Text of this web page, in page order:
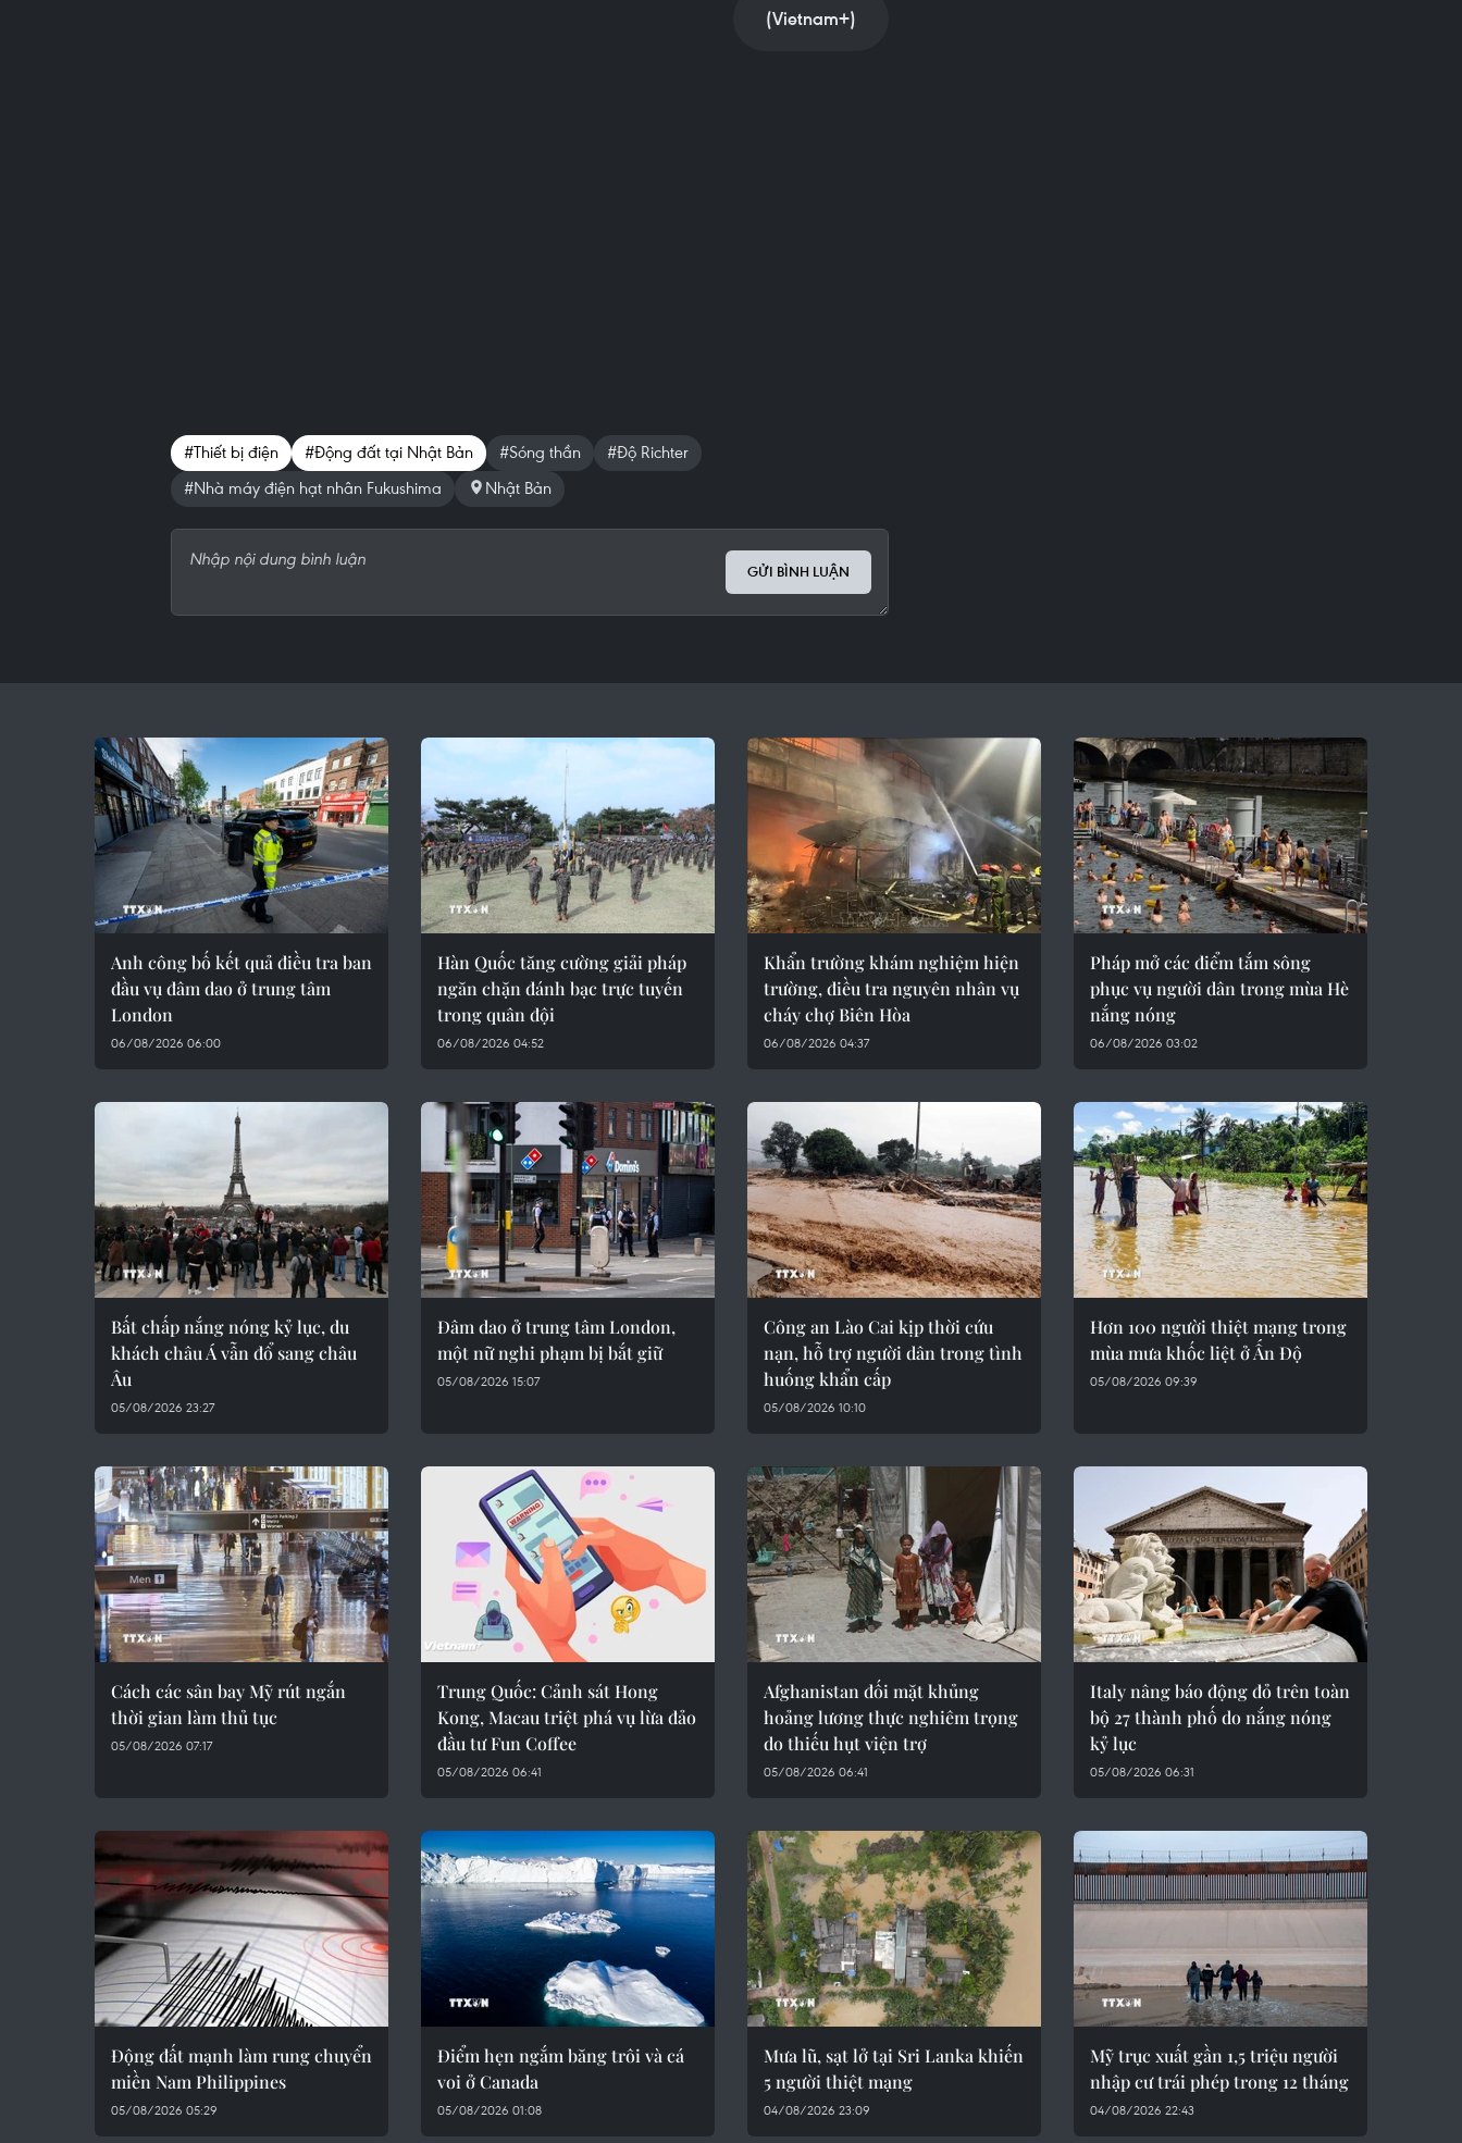
(Vietnam+)
#Thiết bị điện #Động đất tại Nhật Bản #Sóng thần
#Độ Richter
#Nhà máy điện hạt nhân Fukushima
Nhật Bản
GỬI BÌNH LUẬN
Anh công bố kết quả điều tra ban
đầu vụ đâm dao ở trung tâm
London
06/08/2026 06:00
Hàn Quốc tăng cường giải pháp
ngăn chặn đánh bạc trực tuyến
trong quân đội
06/08/2026 04:52
Khẩn trường khám nghiệm hiện
trường, điều tra nguyên nhân vụ
cháy chợ Biên Hòa
06/08/2026 04:37
Pháp mở các điểm tắm sông
phục vụ người dân trong mùa Hè
nắng nóng
06/08/2026 03:02
Bất chấp nắng nóng kỷ lục, du
khách châu Á vẫn đổ sang châu
Âu
05/08/2026 23:27
Đâm dao ở trung tâm London,
một nữ nghi phạm bị bắt giữ
05/08/2026 15:07
Công an Lào Cai kịp thời cứu
nạn, hỗ trợ người dân trong tình
huống khẩn cấp
05/08/2026 10:10
Hơn 100 người thiệt mạng trong
mùa mưa khốc liệt ở Ấn Độ
05/08/2026 09:39
Cách các sân bay Mỹ rút ngắn
thời gian làm thủ tục
05/08/2026 07:17
Trung Quốc: Cảnh sát Hong
Kong, Macau triệt phá vụ lừa đảo
đầu tư Fun Coffee
05/08/2026 06:41
Afghanistan đối mặt khủng
hoảng lương thực nghiêm trọng
do thiếu hụt viện trợ
05/08/2026 06:41
Italy nâng báo động đỏ trên toàn
bộ 27 thành phố do nắng nóng
kỷ lục
05/08/2026 06:31
Động đất mạnh làm rung chuyển
miền Nam Philippines
05/08/2026 05:29
Điểm hẹn ngắm băng trôi và cá
voi ở Canada
05/08/2026 01:08
Mưa lũ, sạt lở tại Sri Lanka khiến
5 người thiệt mạng
04/08/2026 23:09
Mỹ trục xuất gần 1,5 triệu người
nhập cư trái phép trong 12 tháng
04/08/2026 22:43